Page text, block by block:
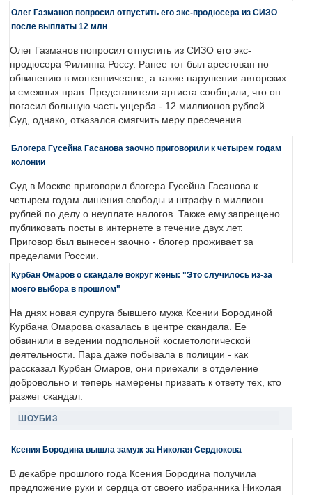
Олег Газманов попросил отпустить его экс-продюсера из СИЗО
после выплаты 12 млн
Олег Газманов попросил отпустить из СИЗО его экс-
продюсера Филиппа Россу. Ранее тот был арестован по
обвинению в мошенничестве, а также нарушении авторских
и смежных прав. Представители артиста сообщили, что он
погасил большую часть ущерба - 12 миллионов рублей.
Суд, однако, отказался смягчить меру пресечения.
Блогера Гусейна Гасанова заочно приговорили к четырем годам
колонии
Суд в Москве приговорил блогера Гусейна Гасанова к
четырем годам лишения свободы и штрафу в миллион
рублей по делу о неуплате налогов. Также ему запрещено
публиковать посты в интернете в течение двух лет.
Приговор был вынесен заочно - блогер проживает за
пределами России.
Курбан Омаров о скандале вокруг жены: "Это случилось из-за
моего выбора в прошлом"
На днях новая супруга бывшего мужа Ксении Бородиной
Курбана Омарова оказалась в центре скандала. Ее
обвинили в ведении подпольной косметологической
деятельности. Пара даже побывала в полиции - как
рассказал Курбан Омаров, они приехали в отделение
добровольно и теперь намерены призвать к ответу тех, кто
разжег скандал.
ШОУБИЗ
Ксения Бородина вышла замуж за Николая Сердюкова
В декабре прошлого года Ксения Бородина получила
предложение руки и сердца от своего избранника Николая